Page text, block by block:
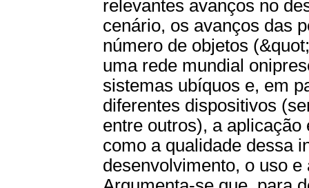
relevantes avanços no
cenário, os avanços das
número de objetos
uma rede mundial
sistemas ubíquos e, em
diferentes dispositivos
entre outros), a
como a qualidade dessa
desenvolvimento, o uso